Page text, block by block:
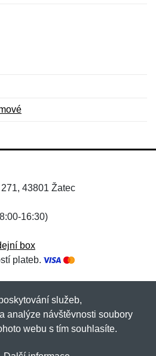
43801 Žatec
16:30)
box
plateb.
let s vámi)Netnakup.cz
služeb,
analýze návštěvnosti soubory
webu s tím souhlasíte.